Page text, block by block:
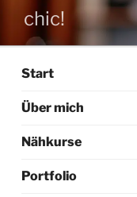
chic!
Start
Über mich
Nähkurse
Portfolio